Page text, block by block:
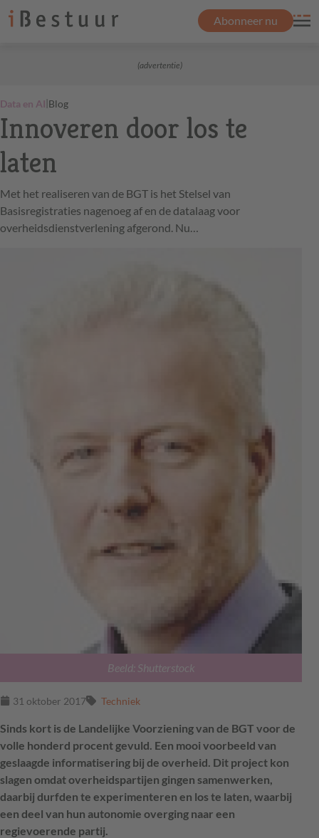
Abonneer nu
(advertentie)
Data en AI|Blog
Innoveren door los te
laten
Met het realiseren van de BGT is het Stelsel van
Basisregistraties nagenoeg af en de datalaag voor
overheidsdienstverlening afgerond. Nu…
Beeld: Shutterstock
31 oktober 2017 Techniek
Sinds kort is de Landelijke Voorziening van de BGT voor de
volle honderd procent gevuld. Een mooi voorbeeld van
geslaagde informatisering bij de overheid. Dit project kon
slagen omdat overheidspartijen gingen samenwerken,
daarbij durfden te experimenteren en los te laten, waarbij
een deel van hun autonomie overging naar een
regievoerende partij.